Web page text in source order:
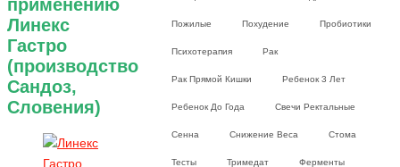
применению
Линекс
Гастро
(производство
Сандоз,
Словения)
Пожилые Похудение Пробиотики
Психотерапия Рак
Рак Прямой Кишки Ребенок 3 Лет
Ребенок До Года Свечи Ректальные
Сенна Снижение Веса Стома
Тесты Тримедат Ферменты